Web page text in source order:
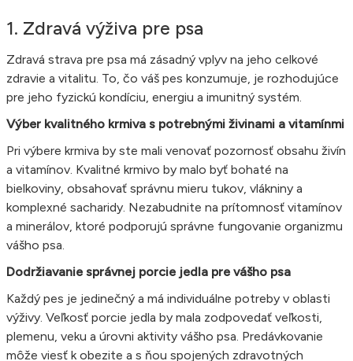
1. Zdravá výživa pre psa
Zdravá strava pre psa má zásadný vplyv na jeho celkové
zdravie a vitalitu. To, čo váš pes konzumuje, je rozhodujúce
pre jeho fyzickú kondíciu, energiu a imunitný systém.
Výber kvalitného krmiva s potrebnými živinami a vitamínmi
Pri výbere krmiva by ste mali venovať pozornosť obsahu živín
a vitamínov. Kvalitné krmivo by malo byť bohaté na
bielkoviny, obsahovať správnu mieru tukov, vlákniny a
komplexné sacharidy. Nezabudnite na prítomnosť vitamínov
a minerálov, ktoré podporujú správne fungovanie organizmu
vášho psa.
Dodržiavanie správnej porcie jedla pre vášho psa
Každý pes je jedinečný a má individuálne potreby v oblasti
výživy. Veľkosť porcie jedla by mala zodpovedať veľkosti,
plemenu, veku a úrovni aktivity vášho psa. Predávkovanie
môže viesť k obezite a s ňou spojených zdravotných